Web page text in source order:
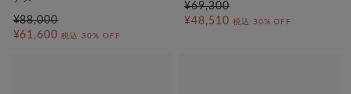
¥88,000
¥61,600 税込 30% OFF
¥69,300
¥48,510 税込 30% OFF